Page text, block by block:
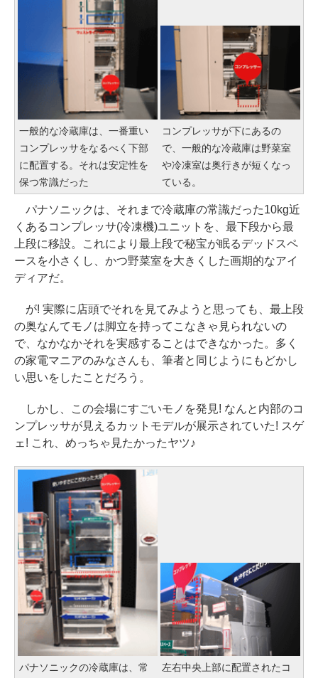
一般的な冷蔵庫は、一番重い
コンプレッサをなるべく下部
に配置する。それは安定性を
保つ常識だった
コンプレッサが下にあるの
で、一般的な冷蔵庫は野菜室
や冷凍室は奥行きが短くなっ
ている。
パナソニックは、それまで冷蔵庫の常識だった10kg近
くあるコンプレッサ(冷凍機)ユニットを、最下段から最
上段に移設。これにより最上段で秘宝が眠るデッドスペ
ースを小さくし、かつ野菜室を大きくした画期的なアイ
ディアだ。
が! 実際に店頭でそれを見てみようと思っても、最上段
の奥なんてモノは脚立を持ってこなきゃ見られないの
で、なかなかそれを実感することはできなかった。多く
の家電マニアのみなさんも、筆者と同じようにもどかし
い思いをしたことだろう。
しかし、この会場にすごいモノを発見! なんと内部のコ
ンプレッサが見えるカットモデルが展示されていた! スゲ
ェ! これ、めっちゃ見たかったヤツ♪
パナソニックの冷蔵庫は、常
左右中央上部に配置されたコ